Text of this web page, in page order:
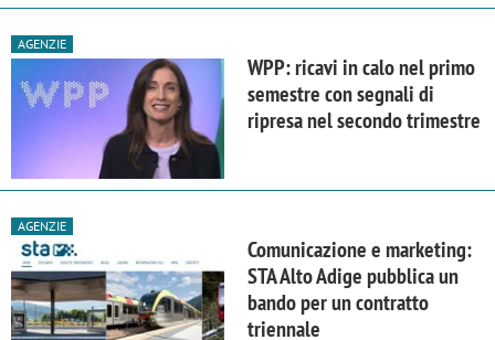
AGENZIE
WPP: ricavi in calo nel primo
semestre con segnali di
ripresa nel secondo trimestre
AGENZIE
Comunicazione e marketing:
STA Alto Adige pubblica un
bando per un contratto
triennale